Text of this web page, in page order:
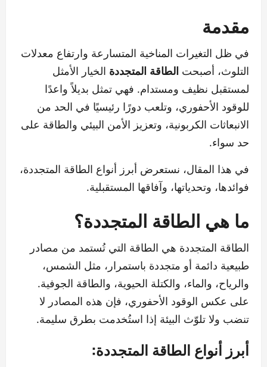
مقدمة
في ظل التغيرات المناخية المتسارعة وارتفاع معدلات
التلوث، أصبحت الطاقة المتجددة الخيار الأمثل
لمستقبل نظيف ومستدام. فهي تمثل بديلاً واعدًا
للوقود الأحفوري، وتلعب دورًا رئيسيًا في الحد من
الانبعاثات الكربونية، وتعزيز الأمن البيئي والطاقة على
حد سواء.
في هذا المقال، نستعرض أبرز أنواع الطاقة المتجددة،
فوائدها، وتحدياتها، وآفاقها المستقبلية.
ما هي الطاقة المتجددة؟
الطاقة المتجددة هي الطاقة التي تُستمد من مصادر
طبيعية دائمة أو متجددة باستمرار، مثل الشمس،
والرياح، والماء، والكتلة الحيوية، والطاقة الجوفية.
على عكس الوقود الأحفوري، فإن هذه المصادر لا
تنضب ولا تلوّث البيئة إذا استُخدمت بطرق سليمة.
أبرز أنواع الطاقة المتجددة: